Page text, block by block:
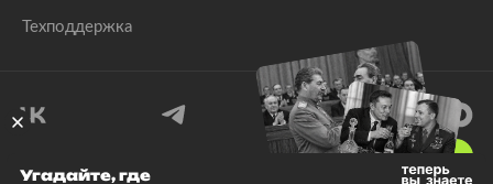
Техподдержка
Угадайте, где